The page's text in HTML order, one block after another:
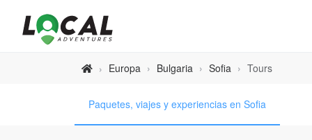
› Europa › Bulgaria › Sofia › Tours
Paquetes, viajes y experiencias en Sofia